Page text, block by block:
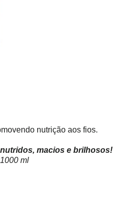
nutrição aos fios.
macios e brilhosos!
ml